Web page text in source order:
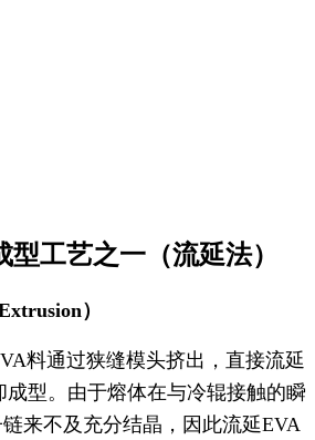
工艺之一（流延法）
）
料通过狭缝模头挤出，直接流延
型。由于熔体在与冷辊接触的瞬
来不及充分结晶，因此流延EVA